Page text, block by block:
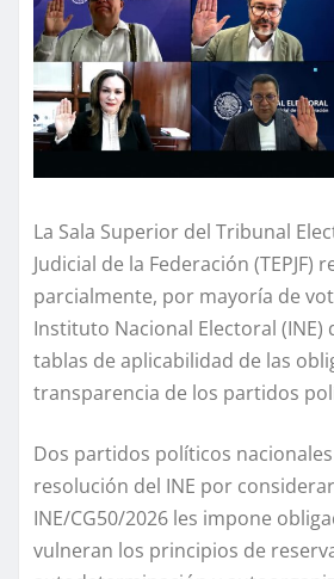
La Sala Superior del Tribunal
Judicial de la Federación (TEPJF)
parcialmente, por mayoría de
Instituto Nacional Electoral (INE)
tablas de aplicabilidad de las
transparencia de los partidos
Dos partidos políticos
resolución del INE por
INE/CG50/2026 les impone
vulneran los principios de